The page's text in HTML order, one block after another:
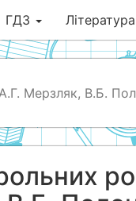
ГДЗ Література
Мерзляк, В.Б.